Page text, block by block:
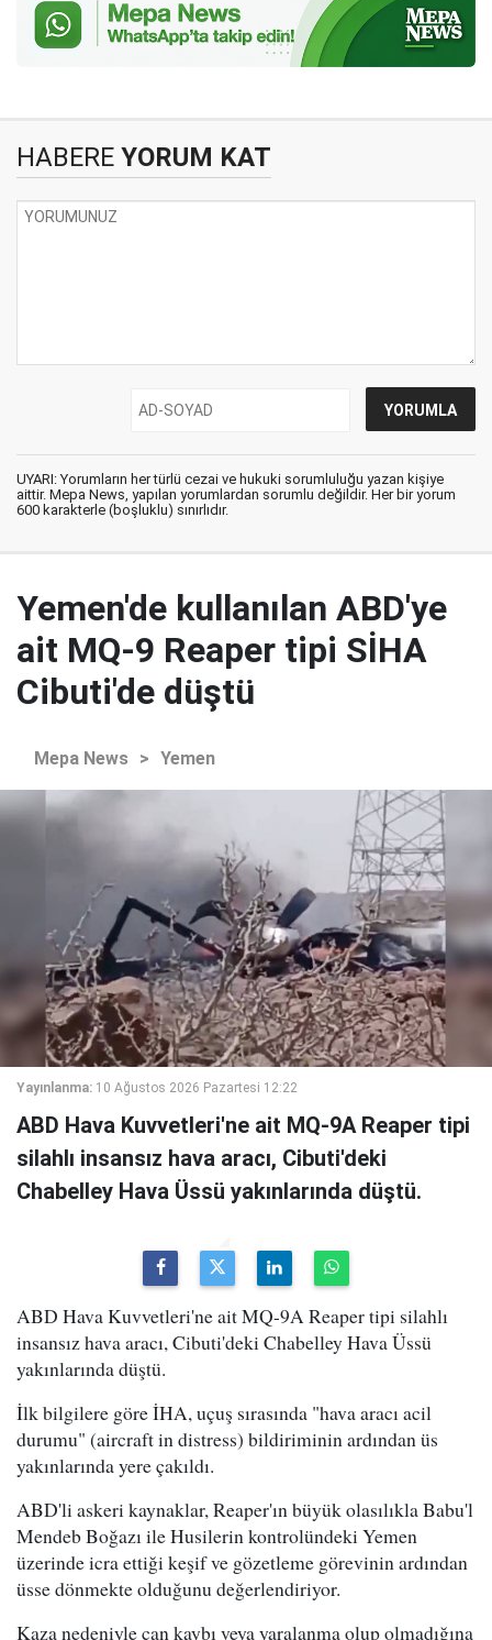
HABERE YORUM KAT
UYARI: Yorumların her türlü cezai ve hukuki sorumluluğu yazan kişiye
aittir. Mepa News, yapılan yorumlardan sorumlu değildir. Her bir yorum
600 karakterle (boşluklu) sınırlıdır.
Yemen'de kullanılan ABD'ye
ait MQ-9 Reaper tipi SİHA
Cibuti'de düştü
Mepa News > Yemen
Yayınlanma: 10 Ağustos 2026 Pazartesi 12:22
ABD Hava Kuvvetleri'ne ait MQ-9A Reaper tipi
silahlı insansız hava aracı, Cibuti'deki
Chabelley Hava Üssü yakınlarında düştü.
ABD Hava Kuvvetleri'ne ait MQ-9A Reaper tipi silahlı
insansız hava aracı, Cibuti'deki Chabelley Hava Üssü
yakınlarında düştü.
İlk bilgilere göre İHA, uçuş sırasında "hava aracı acil
durumu" (aircraft in distress) bildiriminin ardından üs
yakınlarında yere çakıldı.
ABD'li askeri kaynaklar, Reaper'ın büyük olasılıkla Babu'l
Mendeb Boğazı ile Husilerin kontrolündeki Yemen
üzerinde icra ettiği keşif ve gözetleme görevinin ardından
üsse dönmekte olduğunu değerlendiriyor.
Kaza nedeniyle can kaybı veya yaralanma olup olmadığına